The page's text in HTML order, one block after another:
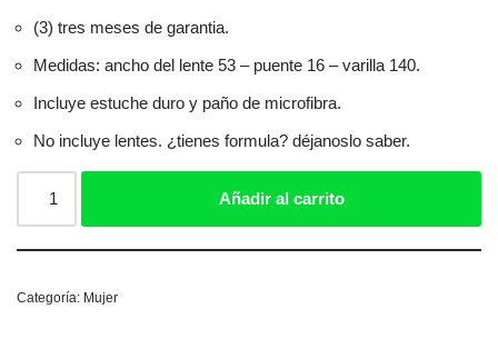
(3) tres meses de garantia.
Medidas: ancho del lente 53 – puente 16 – varilla 140.
Incluye estuche duro y paño de microfibra.
No incluye lentes. ¿tienes formula? déjanoslo saber.
Añadir al carrito
Categoría: Mujer